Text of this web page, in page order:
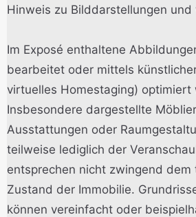
Hinweis zu Bilddarstellungen
Im Exposé enthaltene
bearbeitet oder mittels
virtuelles Homestaging) optimiert
Insbesondere dargestellte
Ausstattungen oder
teilweise lediglich der
entsprechen nicht zwingend
Zustand der Immobilie.
können vereinfacht oder